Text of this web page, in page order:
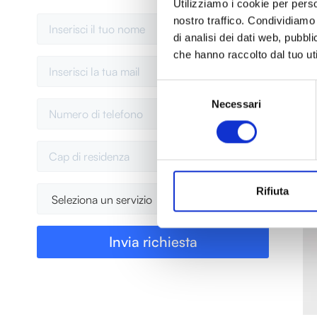
Utilizziamo i cookie per
nostro traffico.
di analisi dei dati web,
che hanno raccolto dal tuo
Necessari
Rifiuta
Richiedi un preventivo
Termini e condizioni
PIVA 06678621001
info@domusclima.it